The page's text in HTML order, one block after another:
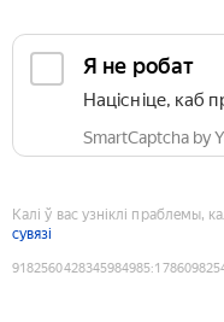
Я не робат
Націсніце, каб
SmartCaptcha by
Калі ў вас узніклі праблемы,
сувязі
9182560428345984985: